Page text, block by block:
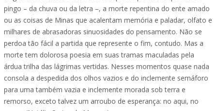
pingo – da chuva ou da letra –, a morte repentina do ente amado
ou as coisas de Minas que acalentam memória e paladar, olfato e
milhares de abrasadoras sinuosidades do pensamento. Não se
perdoa tão fácil a partida que represente o fim, contudo. Mas a
morte tem dolorosa poesia em suas tramas maculadas pela
árdua trilha das lágrimas vertidas. Nesses momentos quase nada
consola a despedida dos olhos vazios e do inclemente semáforo
para uma também vazia e inclemente morada sob terra e
remorso, exceto talvez um arroubo de esperança: no aqui, no